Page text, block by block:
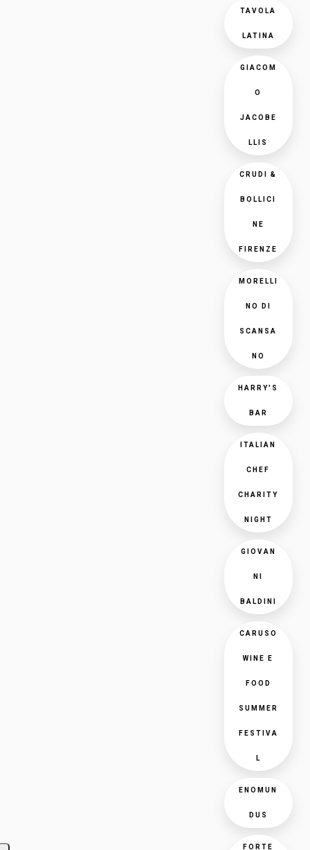
TAVOLA
LATINA
GIACOM
O
JACOBE
LLIS
CRUDI &
BOLLICI
NE
FIRENZE
MORELLI
NO DI
SCANSA
NO
HARRY'S
BAR
ITALIAN
CHEF
CHARITY
NIGHT
GIOVAN
NI
BALDINI
CARUSO
WINE E
FOOD
SUMMER
FESTIVA
L
ENOMUN
DUS
FORTE